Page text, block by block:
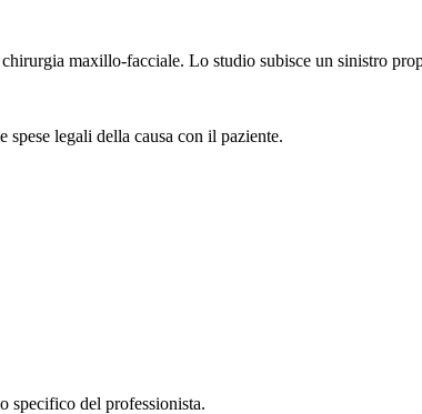
maxillo-facciale. Lo studio subisce un sinistro
legali della causa con il paziente.
specifico del professionista.